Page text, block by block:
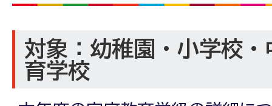
対象：幼稚園・小学校
育学校